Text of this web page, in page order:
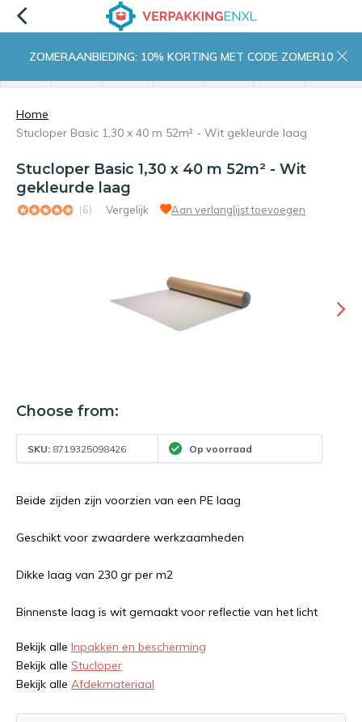
ZOMERAANBIEDING: 10% KORTING MET CODE ZOMER10
Home
Stucloper Basic 1,30 x 40 m 52m² - Wit gekleurde laag
Stucloper Basic 1,30 x 40 m 52m² - Wit
gekleurde laag
(6) Vergelijk Aan verlanglijst toevoegen
Choose from:
SKU: 8719325098426 Op voorraad
Beide zijden zijn voorzien van een PE laag
Geschikt voor zwaardere werkzaamheden
Dikke laag van 230 gr per m2
Binnenste laag is wit gemaakt voor reflectie van het licht
Bekijk alle Inpakken en bescherming
Bekijk alle Stucloper
Bekijk alle Afdekmateriaal